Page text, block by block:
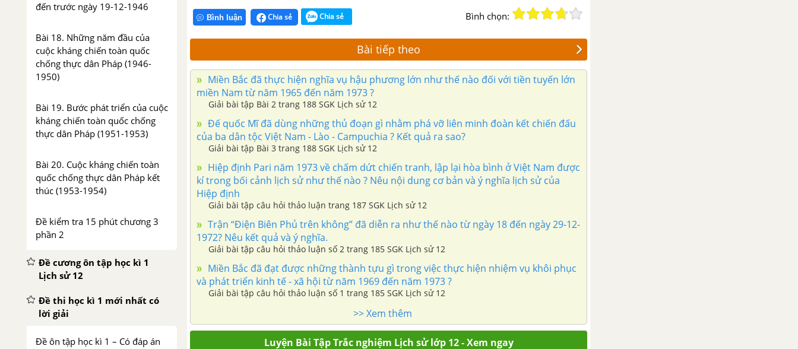
đến trước ngày 19-12-1946
Bài 18. Những năm đầu của
cuộc kháng chiến toàn quốc
chống thực dân Pháp (1946-
1950)
Bài 19. Bước phát triển của cuộc
kháng chiến toàn quốc chống
thực dân Pháp (1951-1953)
Bài 20. Cuộc kháng chiến toàn
quốc chống thực dân Pháp kết
thúc (1953-1954)
Đề kiểm tra 15 phút chương 3
phần 2
Đề cương ôn tập học kì 1
Lịch sử 12
Đề thi học kì 1 mới nhất có
lời giải
Đề ôn tập học kì 1 – Có đáp án
Bình luận Chia sẻ Chia sẻ Bình chọn:
Bài tiếp theo
Miền Bắc đã thực hiện nghĩa vụ hậu phương lớn như thế nào đối với tiền tuyến lớn
miền Nam từ năm 1965 đến năm 1973 ?
Giải bài tập Bài 2 trang 188 SGK Lịch sử 12
Đế quốc Mĩ đã dùng những thủ đoạn gì nhằm phá vỡ liên minh đoàn kết chiến đấu
của ba dân tộc Việt Nam - Lào - Campuchia ? Kết quả ra sao?
Giải bài tập Bài 3 trang 188 SGK Lịch sử 12
Hiệp định Pari năm 1973 về chấm dứt chiến tranh, lập lại hòa bình ở Việt Nam được
kí trong bối cảnh lịch sử như thế nào ? Nêu nội dung cơ bản và ý nghĩa lịch sử của
Hiệp định
Giải bài tập câu hỏi thảo luận trang 187 SGK Lịch sử 12
Trận “Điện Biên Phủ trên không” đã diễn ra như thế nào từ ngày 18 đến ngày 29-12-
1972? Nêu kết quả và ý nghĩa.
Giải bài tập câu hỏi thảo luận số 2 trang 185 SGK Lịch sử 12
Miền Bắc đã đạt được những thành tựu gì trong việc thực hiện nhiệm vụ khôi phục
và phát triển kinh tế - xã hội từ năm 1969 đến năm 1973 ?
Giải bài tập câu hỏi thảo luận số 1 trang 185 SGK Lịch sử 12
>> Xem thêm
Luyện Bài Tập Trắc nghiệm Lịch sử lớp 12 - Xem ngay